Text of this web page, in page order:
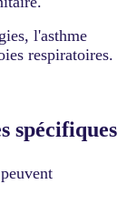
l'asthme
respiratoires.
spécifiques